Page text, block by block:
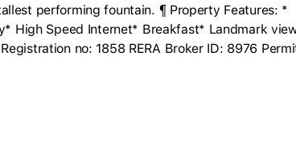
performing fountain. ¶ Property Features: *
High Speed Internet* Breakfast* Landmark
no: 1858 RERA Broker ID: 8976